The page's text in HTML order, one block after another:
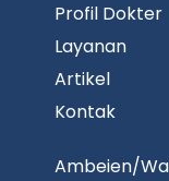
Profil Dokter
Layanan
Artikel
Kontak
Ambeien/